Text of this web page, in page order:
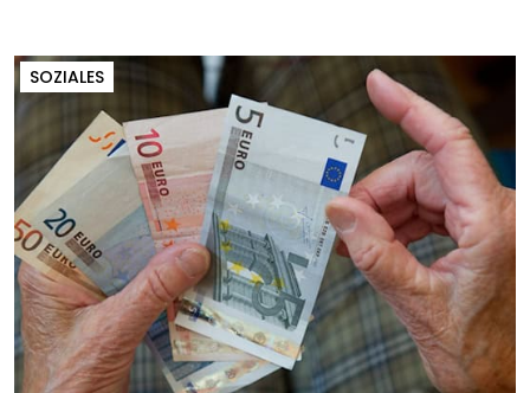
SOZIALES